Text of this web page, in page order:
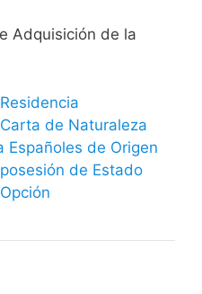
Adquisición de la
de Naturaleza
Españoles de Origen
de Estado